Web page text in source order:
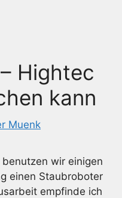
Hightec
kann
Muenk
wir einigen
einen Staubroboter
empfinde ich